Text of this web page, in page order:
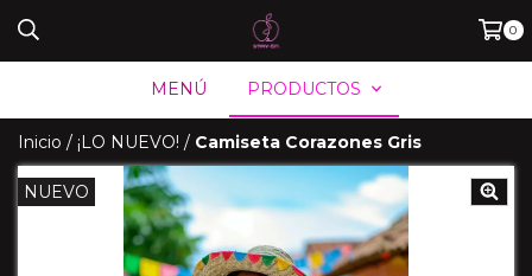
0
MENÚ PRODUCTOS
Inicio / ¡LO NUEVO! / Camiseta Corazones Gris
NUEVO